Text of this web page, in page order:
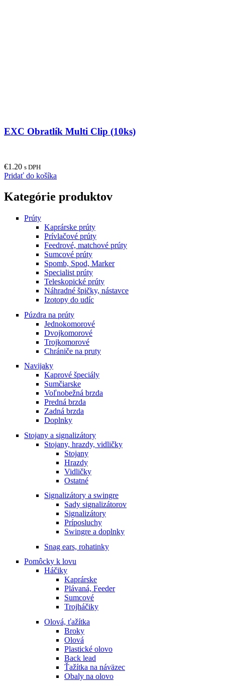
EXC Obratlík Multi Clip (10ks)
€1.20 s DPH
Pridať do košíka
Kategórie produktov
Prúty
Kaprárske prúty
Prívlačové prúty
Feedrové, matchové prúty
Sumcové prúty
Spomb, Spod, Marker
Specialist prúty
Teleskopické prúty
Náhradné špičky, nástavce
Izotopy do udíc
Púzdra na prúty
Jednokomorové
Dvojkomorové
Trojkomorové
Chrániče na pruty
Navijaky
Kaprové špeciály
Sumčiarske
Voľnobežná brzda
Predná brzda
Zadná brzda
Doplnky
Stojany a signalizátory
Stojany, hrazdy, vidličky
Stojany
Hrazdy
Vidličky
Ostatné
Signalizátory a swingre
Sady signalizátorov
Signalizátory
Príposluchy
Swingre a doplnky
Snag ears, rohatinky
Pomôcky k lovu
Háčiky
Kaprárske
Plávaná, Feeder
Sumcové
Trojháčiky
Olová, ťažítka
Broky
Olová
Plastické olovo
Back lead
Ťažítka na náväzec
Obaly na olovo